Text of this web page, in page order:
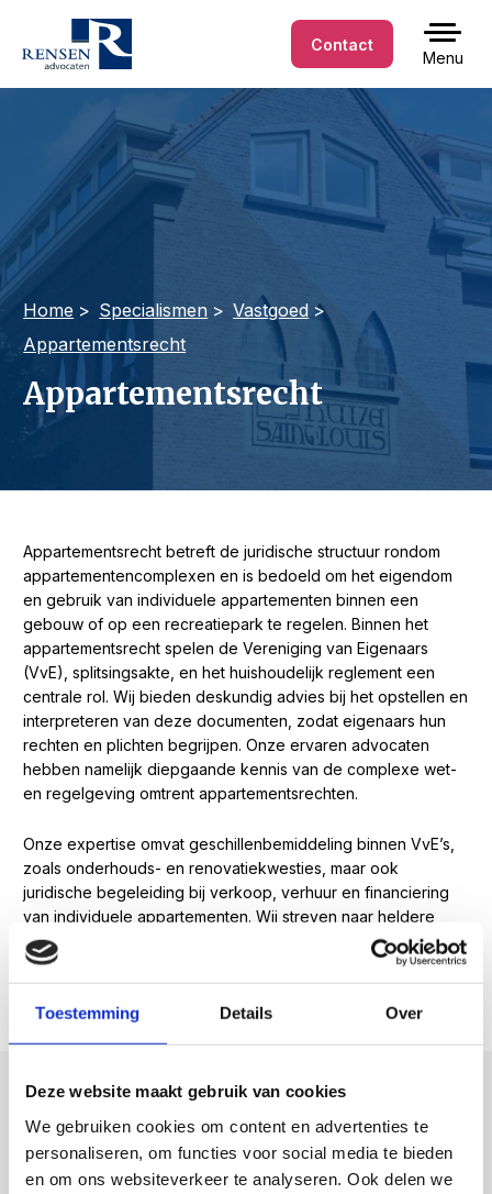
Toestemming Details Over
Deze website maakt gebruik van cookies
We gebruiken cookies om content en advertenties te
personaliseren, om functies voor social media te bieden
en om ons websiteverkeer te analyseren. Ook delen we
Contact
Menu
Home Specialismen
Vastgoed
Appartementsrecht
Appartementsrecht
Appartementsrecht betreft de juridische structuur rondom
appartementencomplexen en is bedoeld om het eigendom
en gebruik van individuele appartementen binnen een
gebouw of op een recreatiepark te regelen. Binnen het
appartementsrecht spelen de Vereniging van Eigenaars
(VvE), splitsingsakte, en het huishoudelijk reglement een
centrale rol. Wij bieden deskundig advies bij het opstellen en
interpreteren van deze documenten, zodat eigenaars hun
rechten en plichten begrijpen. Onze ervaren advocaten
hebben namelijk diepgaande kennis van de complexe wet-
en regelgeving omtrent appartementsrechten.
Onze expertise omvat geschillenbemiddeling binnen VvE’s,
zoals onderhouds- en renovatiekwesties, maar ook
juridische begeleiding bij verkoop, verhuur en financiering
van individuele appartementen. Wij streven naar heldere
oplossingen die de belangen van de betrokken partijen
respecteren. Neem daarom vandaag nog contact met ons op
om uw appartementsrechtelijke vraagstukken te bespreken.
Gerelateerde rechtsgebieden
Huurrecht